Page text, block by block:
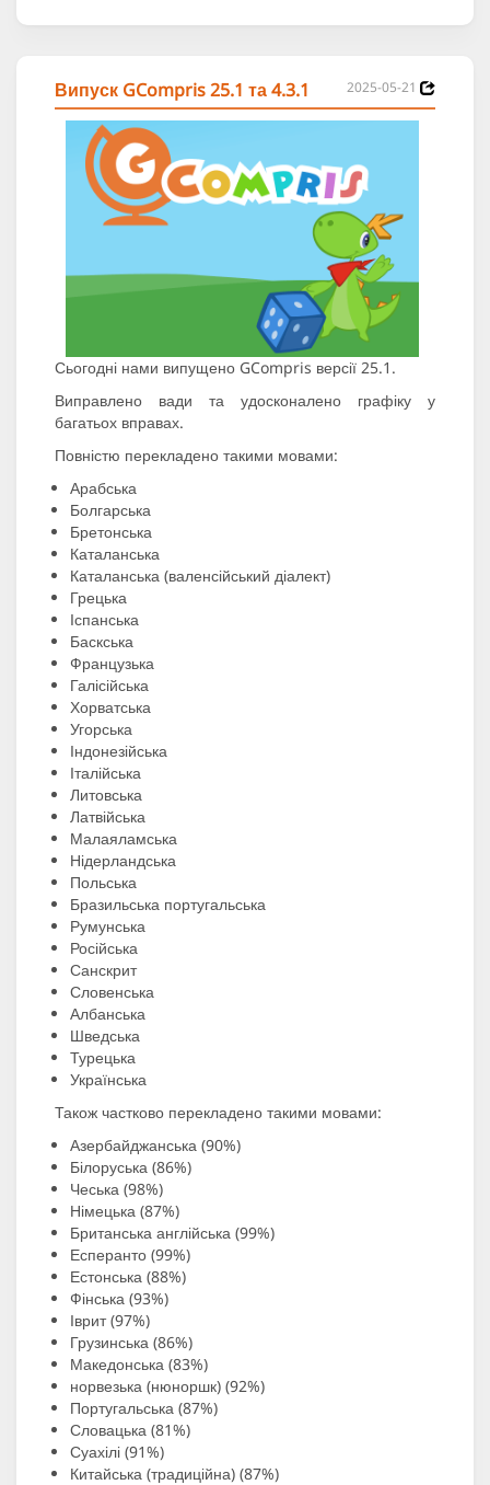
Випуск GCompris 25.1 та 4.3.1 2025-05-21
Сьогодні нами випущено GCompris версії 25.1.
Виправлено вади та удосконалено графіку у
багатьох вправах.
Повністю перекладено такими мовами:
Арабська
Болгарська
Бретонська
Каталанська
Каталанська (валенсійський діалект)
Грецька
Іспанська
Баскська
Французька
Галісійська
Хорватська
Угорська
Індонезійська
Італійська
Литовська
Латвійська
Малаяламська
Нідерландська
Польська
Бразильська португальська
Румунська
Російська
Санскрит
Словенська
Албанська
Шведська
Турецька
Українська
Також частково перекладено такими мовами:
Азербайджанська (90%)
Білоруська (86%)
Чеська (98%)
Німецька (87%)
Британська англійська (99%)
Есперанто (99%)
Естонська (88%)
Фінська (93%)
Іврит (97%)
Грузинська (86%)
Македонська (83%)
норвезька (нюноршк) (92%)
Португальська (87%)
Словацька (81%)
Суахілі (91%)
Китайська (традиційна) (87%)